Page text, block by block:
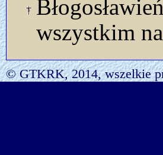
wszystkim
© GTKRK, 2014, wszelkie